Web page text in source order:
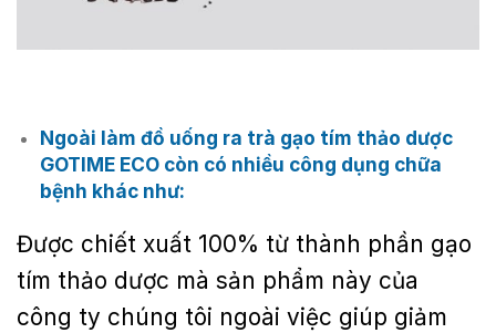
Ngoài làm đồ uống ra trà gạo tím thảo dược
GOTIME ECOcòn có nhiều công dụng chữa
bệnh khác như:
Được chiết xuất 100% từ thành phần gạo
tím thảo dược mà sản phẩm này của
công ty chúng tôi ngoài việc giúp giảm